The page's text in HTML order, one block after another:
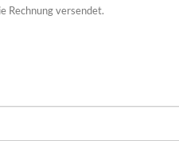
Rechnung versendet.